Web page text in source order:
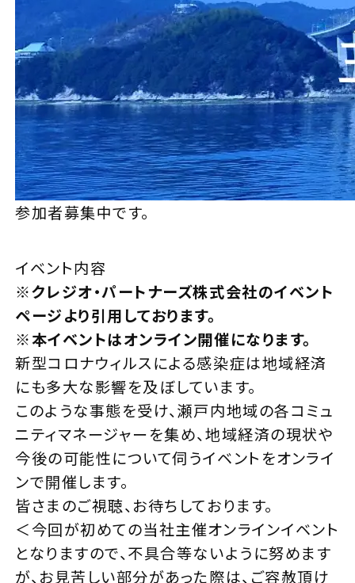
参加者募集中です。
イベント内容
※クレジオ・パートナーズ株式会社のイベント
ページより引用しております。
※本イベントはオンライン開催になります。
新型コロナウィルスによる感染症は地域経済
にも多大な影響を及ぼしています。
このような事態を受け、瀬⼾内地域の各コミュ
ニティマネージャーを集め、地域経済の現状や
今後の可能性について伺うイベントをオンライ
ンで開催します。
皆さまのご視聴、お待ちしております。
＜今回が初めての当社主催オンラインイベント
となりますので、不具合等ないように努めます
が、お見苦しい部分があった際は、ご容赦頂け